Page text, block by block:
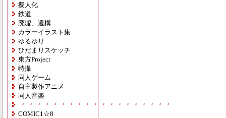
擬人化
鉄道
廃墟、遺構
カラーイラスト集
ゆるゆり
ひだまりスケッチ
東方Project
特撮
同人ゲーム
自主製作アニメ
同人音楽
・・・・・・・・・・・・・・・・・・・
COMIC1☆8